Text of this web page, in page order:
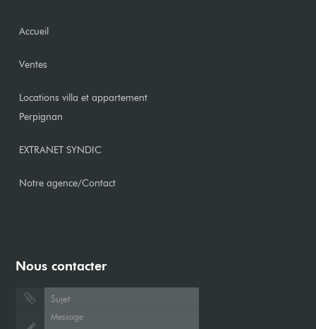
Accueil
Ventes
Locations villa et appartement
Perpignan
EXTRANET SYNDIC
Notre agence/Contact
Nous contacter